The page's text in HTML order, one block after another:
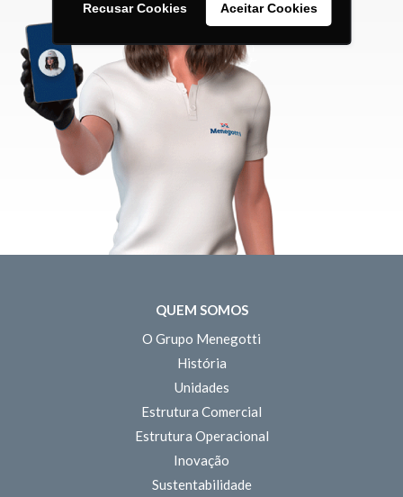
Recusar Cookies Aceitar Cookies
QUEM SOMOS
O Grupo Menegotti
História
Unidades
Estrutura Comercial
Estrutura Operacional
Inovação
Sustentabilidade